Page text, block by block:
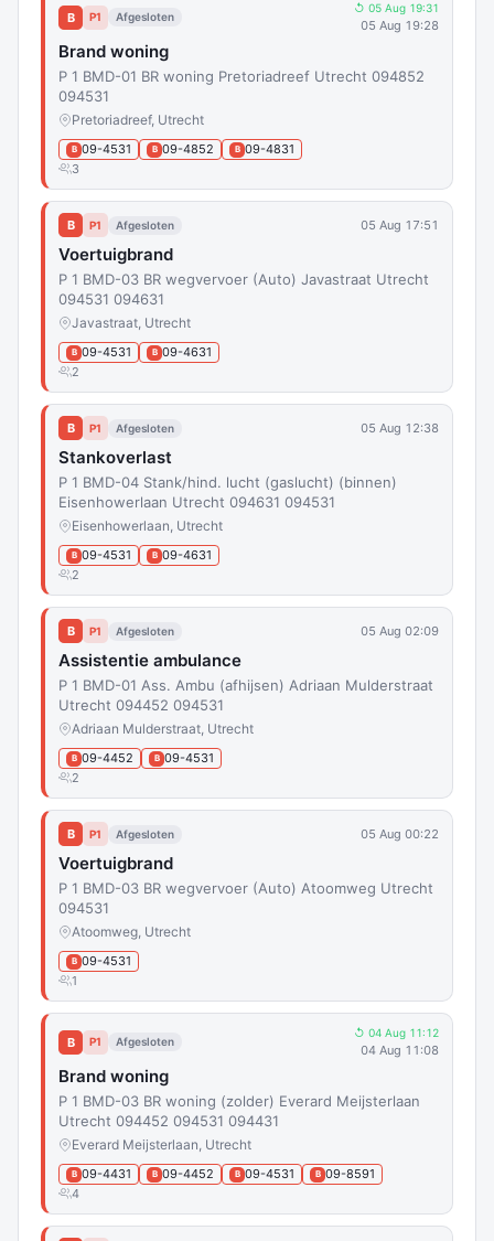
B P1 Afgesloten
↺ 05 Aug 19:31
05 Aug 19:28
Brand woning
P 1 BMD-01 BR woning Pretoriadreef Utrecht 094852
094531
Pretoriadreef, Utrecht
B 09-4531 B 09-4852 B 09-4831
3
B P1 Afgesloten 05 Aug 17:51
Voertuigbrand
P 1 BMD-03 BR wegvervoer (Auto) Javastraat Utrecht
094531 094631
Javastraat, Utrecht
B 09-4531 B 09-4631
2
B P1 Afgesloten 05 Aug 12:38
Stankoverlast
P 1 BMD-04 Stank/hind. lucht (gaslucht) (binnen)
Eisenhowerlaan Utrecht 094631 094531
Eisenhowerlaan, Utrecht
B 09-4531 B 09-4631
2
B P1 Afgesloten 05 Aug 02:09
Assistentie ambulance
P 1 BMD-01 Ass. Ambu (afhijsen) Adriaan Mulderstraat
Utrecht 094452 094531
Adriaan Mulderstraat, Utrecht
B 09-4452 B 09-4531
2
B P1 Afgesloten 05 Aug 00:22
Voertuigbrand
P 1 BMD-03 BR wegvervoer (Auto) Atoomweg Utrecht
094531
Atoomweg, Utrecht
B 09-4531
1
B P1 Afgesloten
↺ 04 Aug 11:12
04 Aug 11:08
Brand woning
P 1 BMD-03 BR woning (zolder) Everard Meijsterlaan
Utrecht 094452 094531 094431
Everard Meijsterlaan, Utrecht
B 09-4431 B 09-4452 B 09-4531 B 09-8591
4